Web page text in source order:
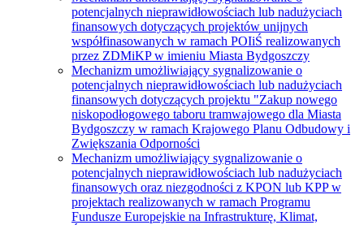
potencjalnych nieprawidłowościach lub nadużyciach
finansowych dotyczących projektów unijnych
współfinasowanych w ramach POIiŚ realizowanych
przez ZDMiKP w imieniu Miasta Bydgoszczy
Mechanizm umożliwiający sygnalizowanie o
potencjalnych nieprawidłowościach lub nadużyciach
finansowych dotyczących projektu "Zakup nowego
niskopodłogowego taboru tramwajowego dla Miasta
Bydgoszczy w ramach Krajowego Planu Odbudowy i
Zwiększania Odporności
Mechanizm umożliwiający sygnalizowanie o
potencjalnych nieprawidłowościach lub nadużyciach
finansowych oraz niezgodności z KPON lub KPP w
projektach realizowanych w ramach Programu
Fundusze Europejskie na Infrastrukturę, Klimat,